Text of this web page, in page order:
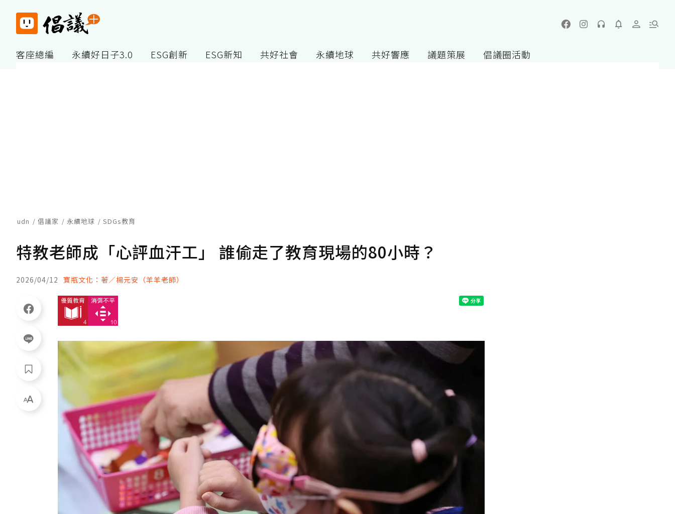
客座總編 永續好日子3.0 ESG創新 ESG新知 共好社會 永續地球 共好響應 議題策展 倡議圈活動
udn 倡議家 永續地球 SDGs教育
特教老師成「心評血汗工」 誰偷走了教育現場的80小時？
2026/04/12 寶瓶文化：著／楊元安（羊羊老師）